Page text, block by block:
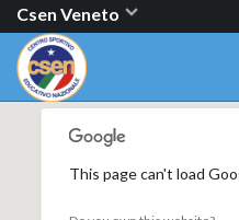
Csen Veneto
This page can't load